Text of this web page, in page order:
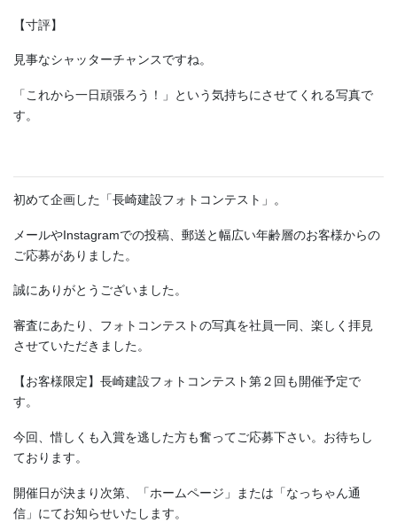
【寸評】
見事なシャッターチャンスですね。
「これから一日頑張ろう！」という気持ちにさせてくれる写真で
す。
初めて企画した「長崎建設フォトコンテスト」。
メールやInstagramでの投稿、郵送と幅広い年齢層のお客様からの
ご応募がありました。
誠にありがとうございました。
審査にあたり、フォトコンテストの写真を社員一同、楽しく拝見
させていただきました。
【お客様限定】長崎建設フォトコンテスト第２回も開催予定で
す。
今回、惜しくも入賞を逃した方も奮ってご応募下さい。お待ちし
ております。
開催日が決まり次第、「ホームページ」または「なっちゃん通
信」にてお知らせいたします。